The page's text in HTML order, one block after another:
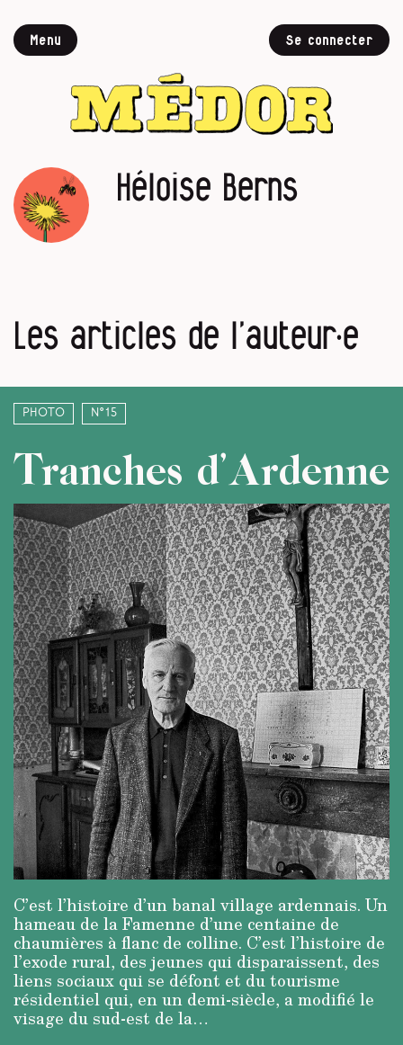
Menu Se connecter
Héloise Berns
Les articles de l’auteur·e
Photo N°15
Tranches d’Ardenne
C’est l’histoire d’un banal village ardennais. Un
hameau de la Famenne d’une centaine de
chaumières à flanc de colline. C’est l’histoire de
l’exode rural, des jeunes qui disparaissent, des
liens sociaux qui se défont et du tourisme
résidentiel qui, en un demi-siècle, a modifié le
visage du sud-est de la…